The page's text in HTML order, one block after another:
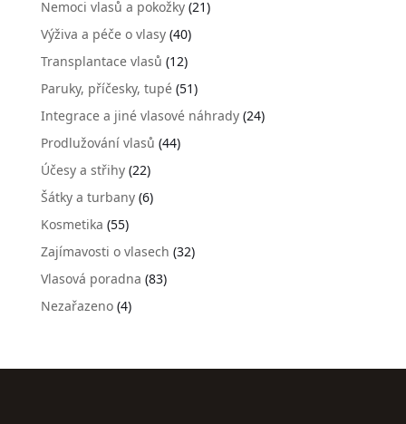
Nemoci vlasů a pokožky(21)
Výživa a péče o vlasy(40)
Transplantace vlasů (12)
Paruky, příčesky, tupé(51)
Integrace a jiné vlasové náhrady(24)
Prodlužování vlasů (44)
Účesy a střihy(22)
Šátky a turbany(6)
Kosmetika (55)
Zajímavosti o vlasech (32)
Vlasová poradna (83)
Nezařazeno(4)